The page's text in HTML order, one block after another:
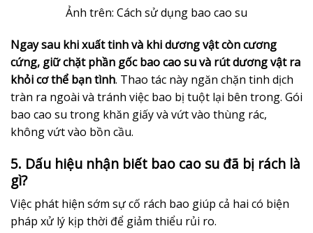
Ảnh trên: Cách sử dụng bao cao su
Ngay sau khi xuất tinh và khi dương vật còn cương
cứng, giữ chặt phần gốc bao cao su và rút dương vật ra
khỏi cơ thể bạn tình. Thao tác này ngăn chặn tinh dịch
tràn ra ngoài và tránh việc bao bị tuột lại bên trong. Gói
bao cao su trong khăn giấy và vứt vào thùng rác,
không vứt vào bồn cầu.
5. Dấu hiệu nhận biết bao cao su đã bị rách là
gì?
Việc phát hiện sớm sự cố rách bao giúp cả hai có biện
pháp xử lý kịp thời để giảm thiểu rủi ro.